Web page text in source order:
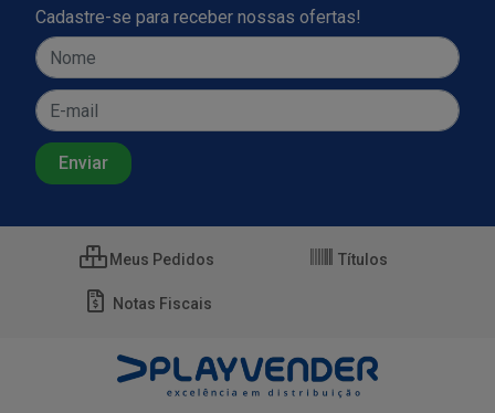
Cadastre-se para receber nossas ofertas!
Meus Pedidos Títulos
Notas Fiscais